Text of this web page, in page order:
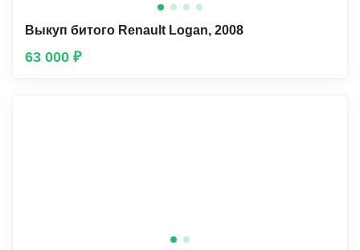
Выкуп битого Renault Lоgan, 2008
63 000 ₽